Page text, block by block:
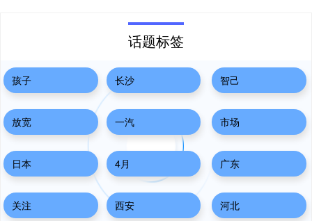
话题标签
孩子 长沙 智己
放宽 一汽 市场
日本 4月 广东
关注 西安 河北